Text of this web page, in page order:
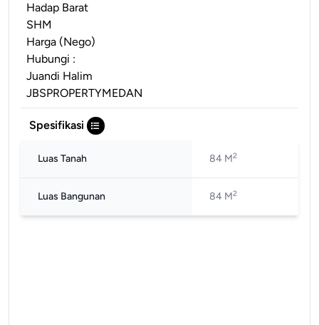
Hadap Barat
SHM
Harga (Nego)
Hubungi :
Juandi Halim
JBSPROPERTYMEDAN
Spesifikasi
Luas Tanah 84 M2
Luas Bangunan 84 M2